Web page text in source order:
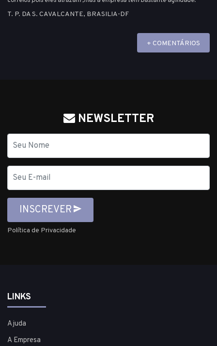
T. P. DA S. CAVALCANTE, BRASILIA-DF
+ COMENTÁRIOS
NEWSLETTER
mail
INSCREVER
Política de Privacidade
LINKS
Ajuda
A Empresa